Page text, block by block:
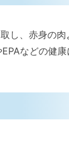
し、赤身の
などの健